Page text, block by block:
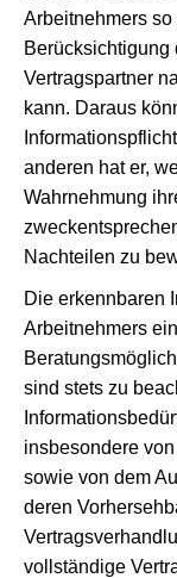
Arbeitnehmers
Berücksichtigung
Vertragspartner
kann. Daraus
anderen hat er,
Wahrnehmung
Nachteilen zu
Die erkennbaren
Arbeitnehmers
sind stets zu
insbesondere
sowie von dem
deren
vollständige